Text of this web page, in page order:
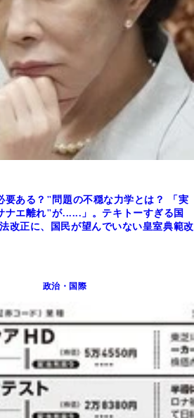
要ある？"問題の不穏な力学とは？ 「実
ナエ離れ"が......」。テキトーすぎる国
改正に、国民が望んでいない皇室典範改
政治・国際